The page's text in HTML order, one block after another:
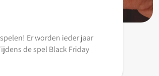
Er worden ieder jaar
de spel Black Friday